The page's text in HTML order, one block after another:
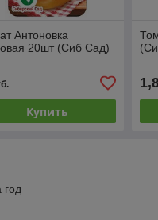
Антоновка
20шт (Сиб Сад)
Купить
год